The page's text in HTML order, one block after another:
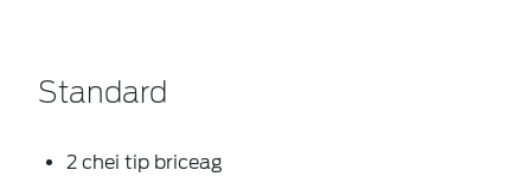
Standard
2 chei tip briceag